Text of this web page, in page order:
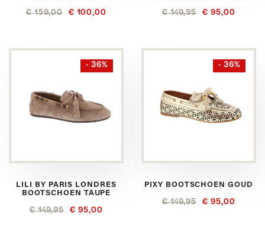
€ 159,00 € 100,00 € 149,95 € 95,00
- 36%
LILI BY PARIS LONDRES
BOOTSCHOEN TAUPE
€ 149,95 € 95,00
- 36%
PIXY BOOTSCHOEN GOUD
€ 149,95 € 95,00